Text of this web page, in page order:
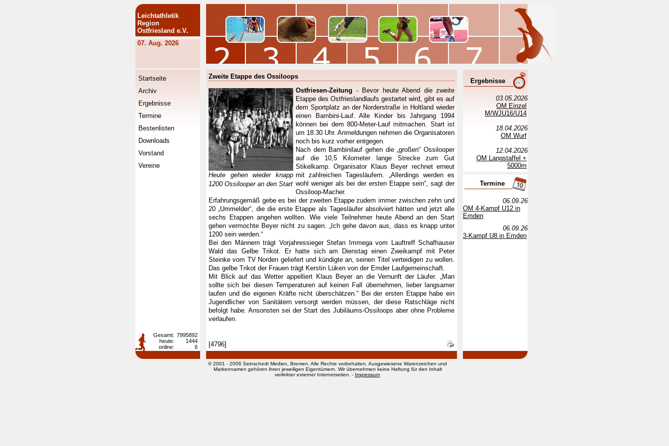
Leichtathletik
Region
Ostfriesland e.V.
07. Aug. 2026
Startseite
Archiv
Ergebnisse
Termine
Bestenlisten
Downloads
Vorstand
Vereine
Zweite Etappe des Ossiloops
Heute gehen wieder knapp
1200 Ossilooper an den Start
Ostfriesen-Zeitung - Bevor heute Abend die zweite
Etappe des Ostfrieslandlaufs gestartet wird, gibt es auf
dem Sportplatz an der Norderstraße in Holtland wieder
einen Bambini-Lauf. Alle Kinder bis Jahrgang 1994
können bei dem 800-Meter-Lauf mitmachen. Start ist
um 18.30 Uhr. Anmeldungen nehmen die Organisatoren
noch bis kurz vorher entgegen.
Nach dem Bambinilauf gehen die „großen“ Ossilooper
auf die 10,5 Kilometer lange Strecke zum Gut
Stikelkamp. Organisator Klaus Beyer rechnet erneut
mit zahlreichen Tagesläufern. „Allerdings werden es
wohl weniger als bei der ersten Etappe sein“, sagt der
Ossiloop-Macher.
Erfahrungsgemäß gebe es bei der zweiten Etappe zudem immer zwischen zehn und
20 „Ummelder“, die die erste Etappe als Tagesläufer absolviert hätten und jetzt alle
sechs Etappen angehen wollten. Wie viele Teilnehmer heute Abend an den Start
gehen vermochte Beyer nicht zu sagen. „Ich gehe davon aus, dass es knapp unter
1200 sein werden.“
Bei den Männern trägt Vorjahressieger Stefan Immega vom Lauftreff Schafhauser
Wald das Gelbe Trikot. Er hatte sich am Dienstag einen Zweikampf mit Peter
Steinke vom TV Norden geliefert und kündigte an, seinen Titel verteidigen zu wollen.
Das gelbe Trikot der Frauen trägt Kerstin Lüken von der Emder Laufgemeinschaft.
Mit Blick auf das Wetter appelliert Klaus Beyer an die Vernunft der Läufer. „Man
sollte sich bei diesen Temperaturen auf keinen Fall übernehmen, lieber langsamer
laufen und die eigenen Kräfte nicht überschätzen.“ Bei der ersten Etappe habe ein
Jugendlicher von Sanitätern versorgt werden müssen, der diese Ratschläge nicht
befolgt habe. Ansonsten sei der Start des Jubiläums-Ossiloops aber ohne Probleme
verlaufen.
[4796]
Ergebnisse
03.05.2026
OM Einzel
M/WJU16/U14
18.04.2026
OM Wurf
12.04.2026
OM Langstaffel +
5000m
Termine
06.09.26
OM 4-Kampf U12 in
Emden
06.09.26
3-Kampf U8 in Emden
Gesamt: 7995892
heute:
1444
online:
6
© 2001 - 2006 Seinschedt Medien, Bremen. Alle Rechte vorbehalten. Ausgewiesene Warenzeichen und
Markennamen gehören ihren jeweiligen Eigentümern. Wir übernehmen keine Haftung für den Inhalt
verlinkter externer Internetseiten. - Impressum